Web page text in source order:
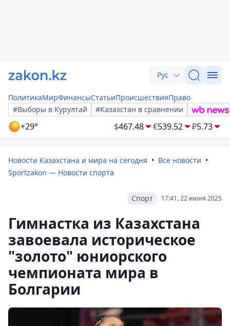
Рус
ПолитикаМирФинансыСтатьиПроисшествияПраво
#Выборы в Курултай
#Казахстан в сравнении
+29° $467.48 €539.52 ₽5.73
Новости Казахстана и мира на сегодня
Все новости
Sportzakon — Новости спорта
17:41, 22 июня 2025
Спорт
Гимнастка из Казахстана
завоевала историческое
"золото" юниорского
чемпионата мира в
Болгарии